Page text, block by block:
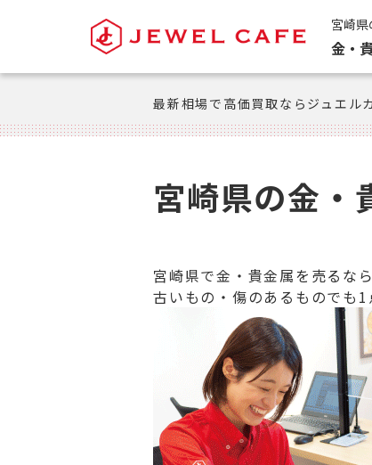
宮崎
金・
最新相場で高価買取ならジュエル
宮崎県の金・
宮崎県で金・貴金属を売るな
古いもの・傷のあるものでも